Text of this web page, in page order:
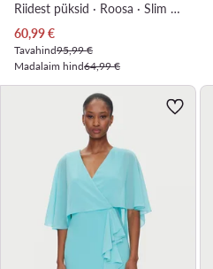
Riidest püksid · Roosa · Slim Fit
Praegune hind
60,99€
Tavahind95,99 €
Madalaim hind64,99 €